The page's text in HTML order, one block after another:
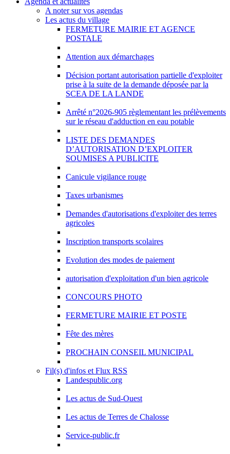
A noter sur vos agendas
Les actus du village
FERMETURE MAIRIE ET AGENCE
POSTALE
Attention aux démarchages
Décision portant autorisation partielle d'exploiter
prise à la suite de la demande déposée par la
SCEA DE LA LANDE
Arrêté n°2026-905 règlementant les prélèvements
sur le réseau d'adduction en eau potable
LISTE DES DEMANDES
D’AUTORISATION D’EXPLOITER
SOUMISES A PUBLICITE
Canicule vigilance rouge
Taxes urbanismes
Demandes d'autorisations d'exploiter des terres
agricoles
Inscription transports scolaires
Evolution des modes de paiement
autorisation d'exploitation d'un bien agricole
CONCOURS PHOTO
FERMETURE MAIRIE ET POSTE
Fête des mères
PROCHAIN CONSEIL MUNICIPAL
Fil(s) d'infos et Flux RSS
Landespublic.org
Les actus de Sud-Ouest
Les actus de Terres de Chalosse
Service-public.fr